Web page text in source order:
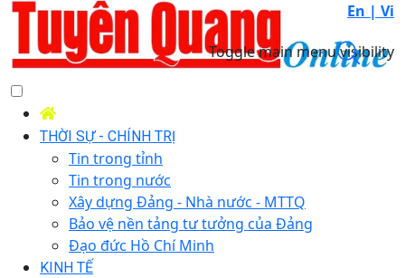
En | Vi
Toggle main menu visibility
THỜI SỰ - CHÍNH TRỊ
Tin trong tỉnh
Tin trong nước
Xây dựng Đảng - Nhà nước - MTTQ
Bảo vệ nền tảng tư tưởng của Đảng
Đạo đức Hồ Chí Minh
KINH TẾ